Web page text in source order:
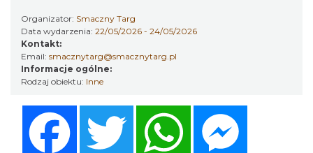
Spektakl "Tajemnica 16. piętra"
Cieszyn
0.24 km
Organizator: Smaczny Targ
Data wydarzenia: 22/05/2026 - 24/05/2026
Kontakt:
Email: smacznytarg@smacznytarg.pl
Informacje ogólne:
Rodzaj obiektu: Inne
Twitter WhatsApp